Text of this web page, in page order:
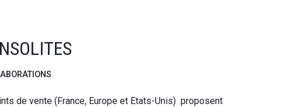
de vente (France, Europe et Etats-Unis) proposent